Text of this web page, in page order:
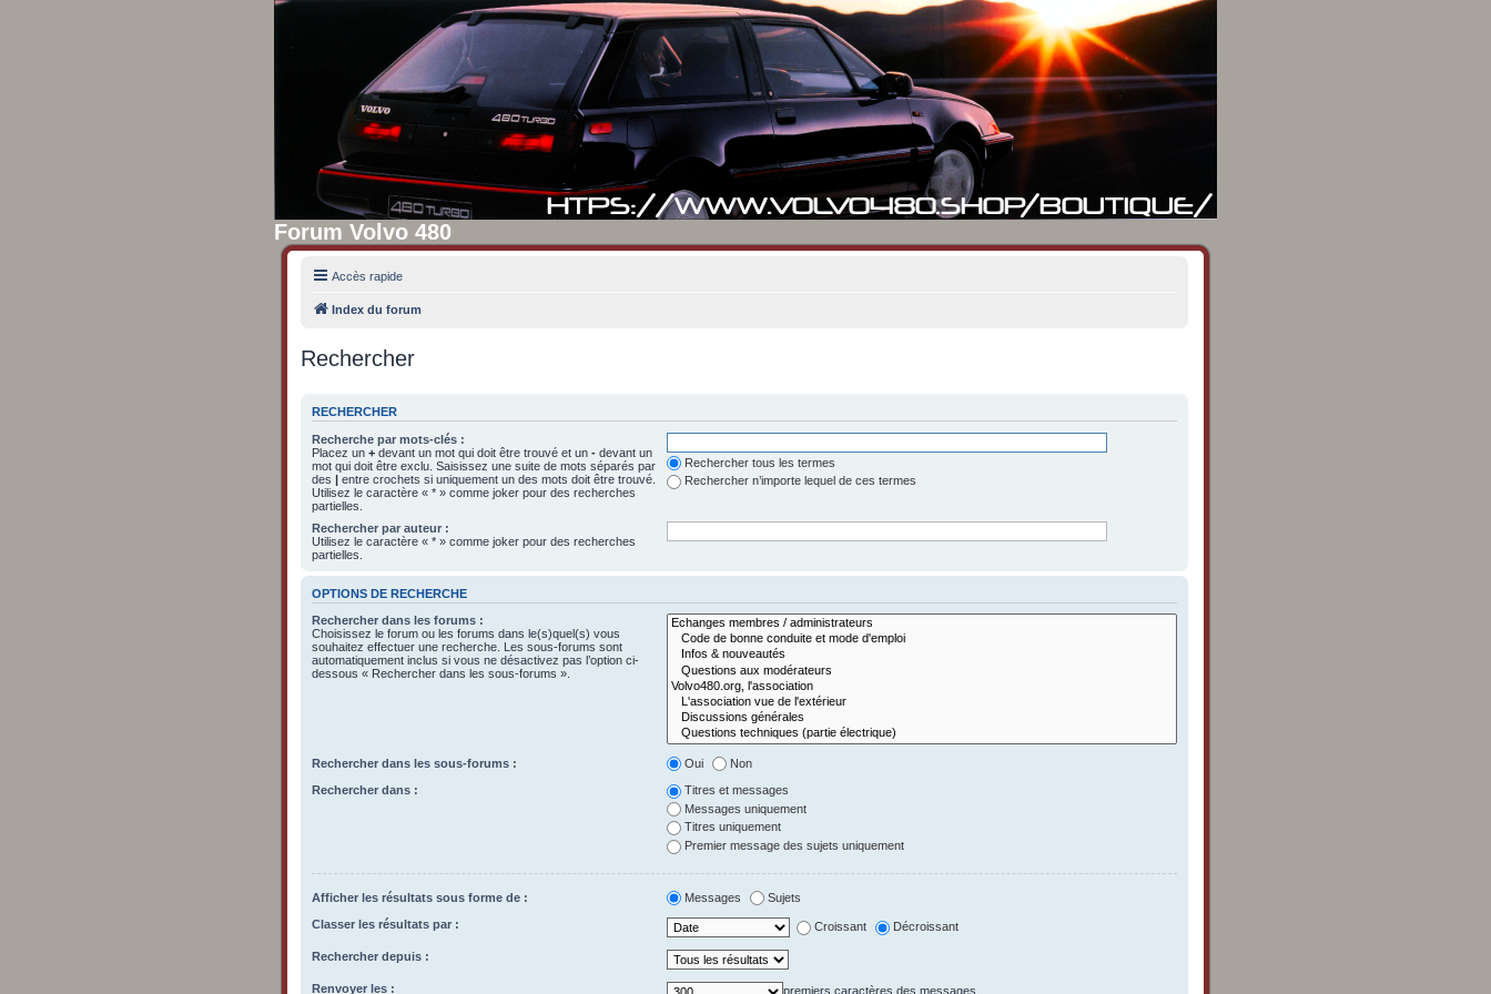
Forum Volvo 480
Accès rapide
Index du forum
Rechercher
RECHERCHER
Recherche par mots-clés :
Placez un + devant un mot qui doit être trouvé et un - devant un
mot qui doit être exclu. Saisissez une suite de mots séparés par
des | entre crochets si uniquement un des mots doit être trouvé.
Utilisez le caractère « * » comme joker pour des recherches
partielles.
Rechercher tous les termes
Rechercher n’importe lequel de ces termes
Rechercher par auteur :
Utilisez le caractère « * » comme joker pour des recherches
partielles.
OPTIONS DE RECHERCHE
Rechercher dans les forums :
Choisissez le forum ou les forums dans le(s)quel(s) vous
souhaitez effectuer une recherche. Les sous-forums sont
automatiquement inclus si vous ne désactivez pas l’option ci-
dessous « Rechercher dans les sous-forums ».
Rechercher dans les sous-forums : Oui Non
Rechercher dans :
Titres et messages
Messages uniquement
Titres uniquement
Premier message des sujets uniquement
Afficher les résultats sous forme de : Messages Sujets
Classer les résultats par : Croissant Décroissant
Rechercher depuis :
Renvoyer les : premiers caractères des messages